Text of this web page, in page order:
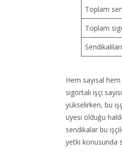
Toplam
Toplam
Hem sayısal
sigortalı işçi
yükselirken, bu
üyesi olduğu
sendikalar bu
yetki konusunda